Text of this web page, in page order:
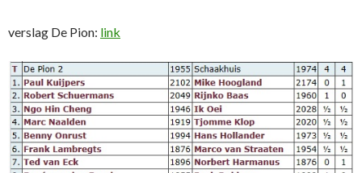
verslag De Pion: link